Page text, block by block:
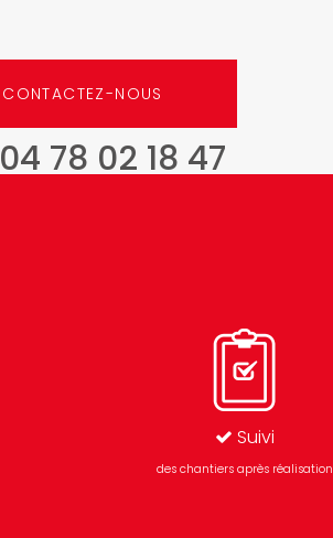
CONTACTEZ-NOUS
04 78 02 18 47
Suivi
des chantiers après réalisation